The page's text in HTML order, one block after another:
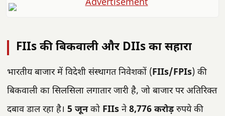
FIIs की बिकवाली और DIIs का सहारा
भारतीय बाजार में विदेशी संस्थागत निवेशकों (FIIs/FPIs) की
बिकवाली का सिलसिला लगातार जारी है, जो बाजार पर अतिरिक्त
दबाव डाल रहा है। 5 जूनको FIIs ने8,776 करोड़रुपये की